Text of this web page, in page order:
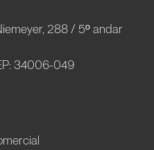
288 / 5º andar
34006-049